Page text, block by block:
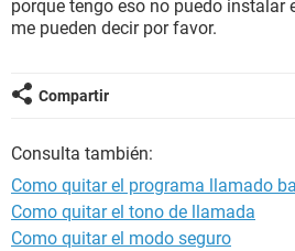
porque tengo eso no puedo instalar
me pueden decir por favor.
Compartir
Consulta también:
Como quitar el programa llamado
Como quitar el tono de llamada
Como quitar el modo seguro